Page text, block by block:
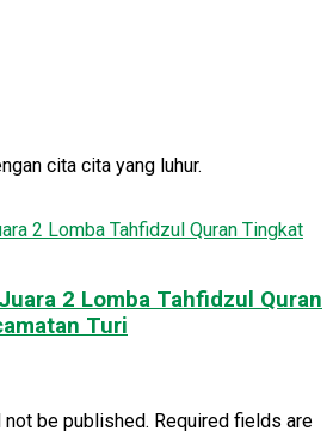
cita cita yang luhur.
2 Lomba Tahfidzul Quran
Turi
be published. Required fields are